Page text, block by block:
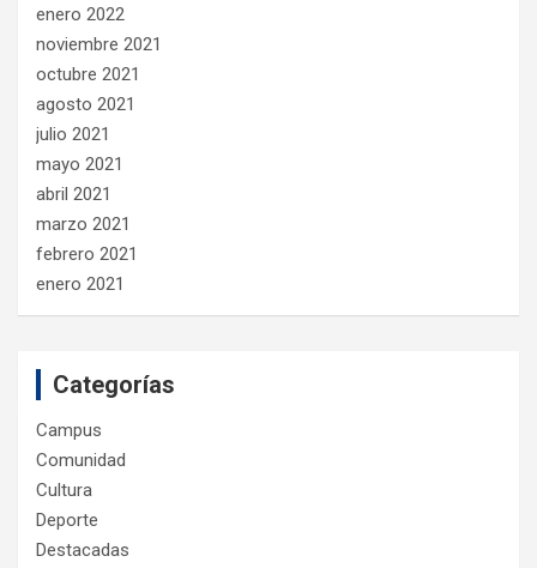
enero 2022
noviembre 2021
octubre 2021
agosto 2021
julio 2021
mayo 2021
abril 2021
marzo 2021
febrero 2021
enero 2021
Categorías
Campus
Comunidad
Cultura
Deporte
Destacadas